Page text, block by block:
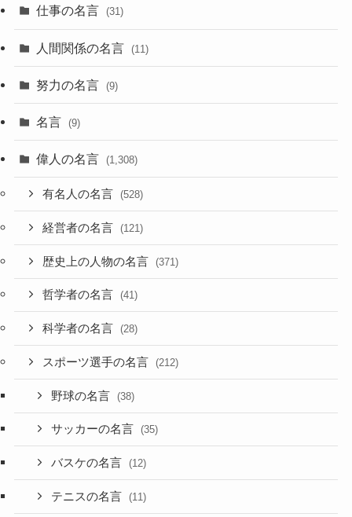
仕事の名言 (31)
人間関係の名言 (11)
努力の名言 (9)
名言 (9)
偉人の名言 (1,308)
有名人の名言 (528)
経営者の名言 (121)
歴史上の人物の名言 (371)
哲学者の名言 (41)
科学者の名言 (28)
スポーツ選手の名言 (212)
野球の名言 (38)
サッカーの名言 (35)
バスケの名言 (12)
テニスの名言 (11)